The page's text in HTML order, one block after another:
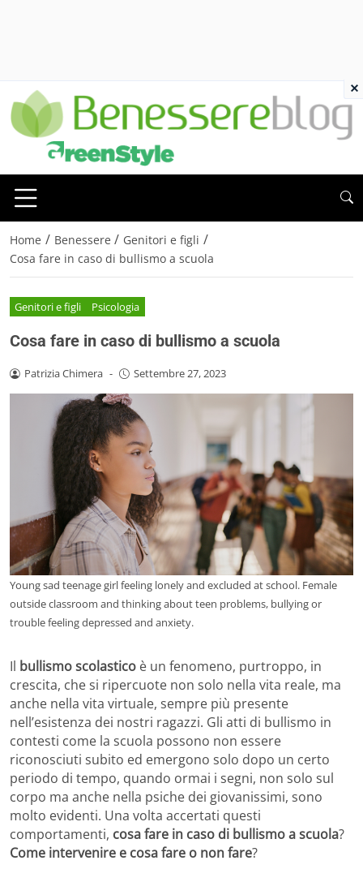
Home / Benessere / Genitori e figli /
Cosa fare in caso di bullismo a scuola
Genitori e figli Psicologia
Cosa fare in caso di bullismo a scuola
Patrizia Chimera - Settembre 27, 2023
Young sad teenage girl feeling lonely and excluded at school. Female
outside classroom and thinking about teen problems, bullying or
trouble feeling depressed and anxiety.
Il bullismo scolastico è un fenomeno, purtroppo, in
crescita, che si ripercuote non solo nella vita reale, ma
anche nella vita virtuale, sempre più presente
nell’esistenza dei nostri ragazzi. Gli atti di bullismo in
contesti come la scuola possono non essere
riconosciuti subito ed emergono solo dopo un certo
periodo di tempo, quando ormai i segni, non solo sul
corpo ma anche nella psiche dei giovanissimi, sono
molto evidenti. Una volta accertati questi
comportamenti, cosa fare in caso di bullismo a scuola?
Come intervenire e cosa fare o non fare?
×